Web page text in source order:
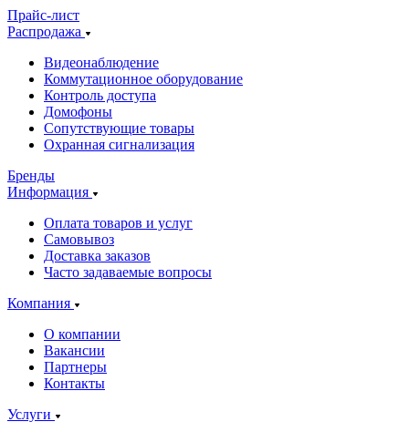
Прайс-лист
Распродажа
Видеонаблюдение
Коммутационное оборудование
Контроль доступа
Домофоны
Сопутствующие товары
Охранная сигнализация
Бренды
Информация
Оплата товаров и услуг
Самовывоз
Доставка заказов
Часто задаваемые вопросы
Компания
О компании
Вакансии
Партнеры
Контакты
Услуги